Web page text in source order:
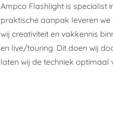
Ampco Flashlight is specialist
praktische aanpak leveren
wij creativiteit en vakkennis
en live/touring. Dit doen wij
laten wij de techniek optimaal